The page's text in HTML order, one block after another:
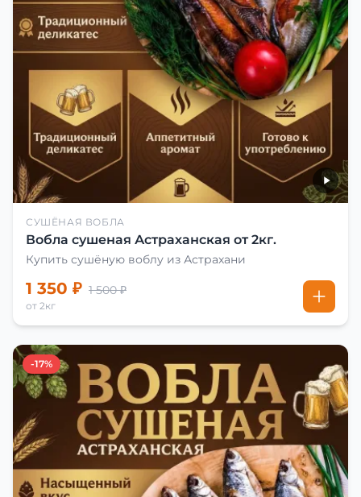
СУШЁНАЯ ВОБЛА
Вобла сушеная Астраханская от 2кг.
Купить сушёную воблу из Астрахани
1 350 ₽ 1 500 ₽
от 2кг
-17%